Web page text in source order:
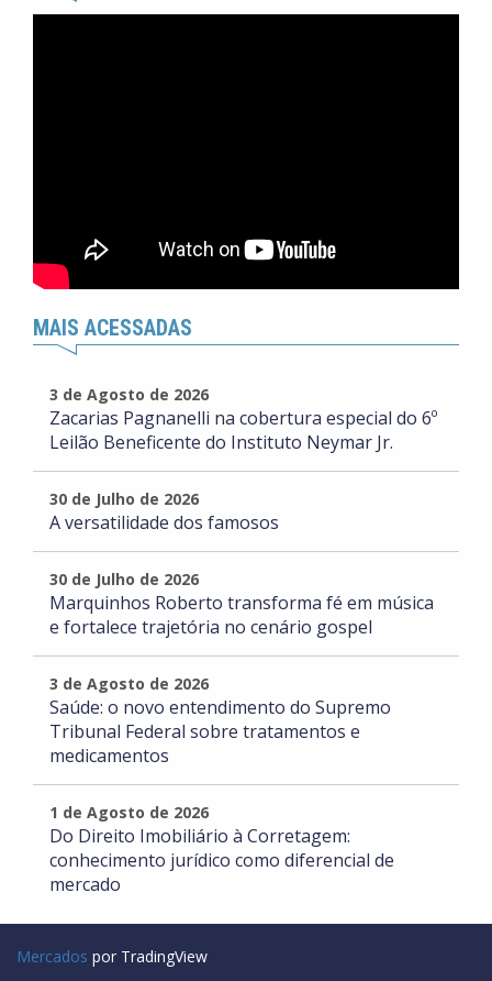
MAIS ACESSADAS
3 de Agosto de 2026
Zacarias Pagnanelli na cobertura especial do 6º
Leilão Beneficente do Instituto Neymar Jr.
30 de Julho de 2026
A versatilidade dos famosos
30 de Julho de 2026
Marquinhos Roberto transforma fé em música
e fortalece trajetória no cenário gospel
3 de Agosto de 2026
Saúde: o novo entendimento do Supremo
Tribunal Federal sobre tratamentos e
medicamentos
1 de Agosto de 2026
Do Direito Imobiliário à Corretagem:
conhecimento jurídico como diferencial de
mercado
Mercados por TradingView